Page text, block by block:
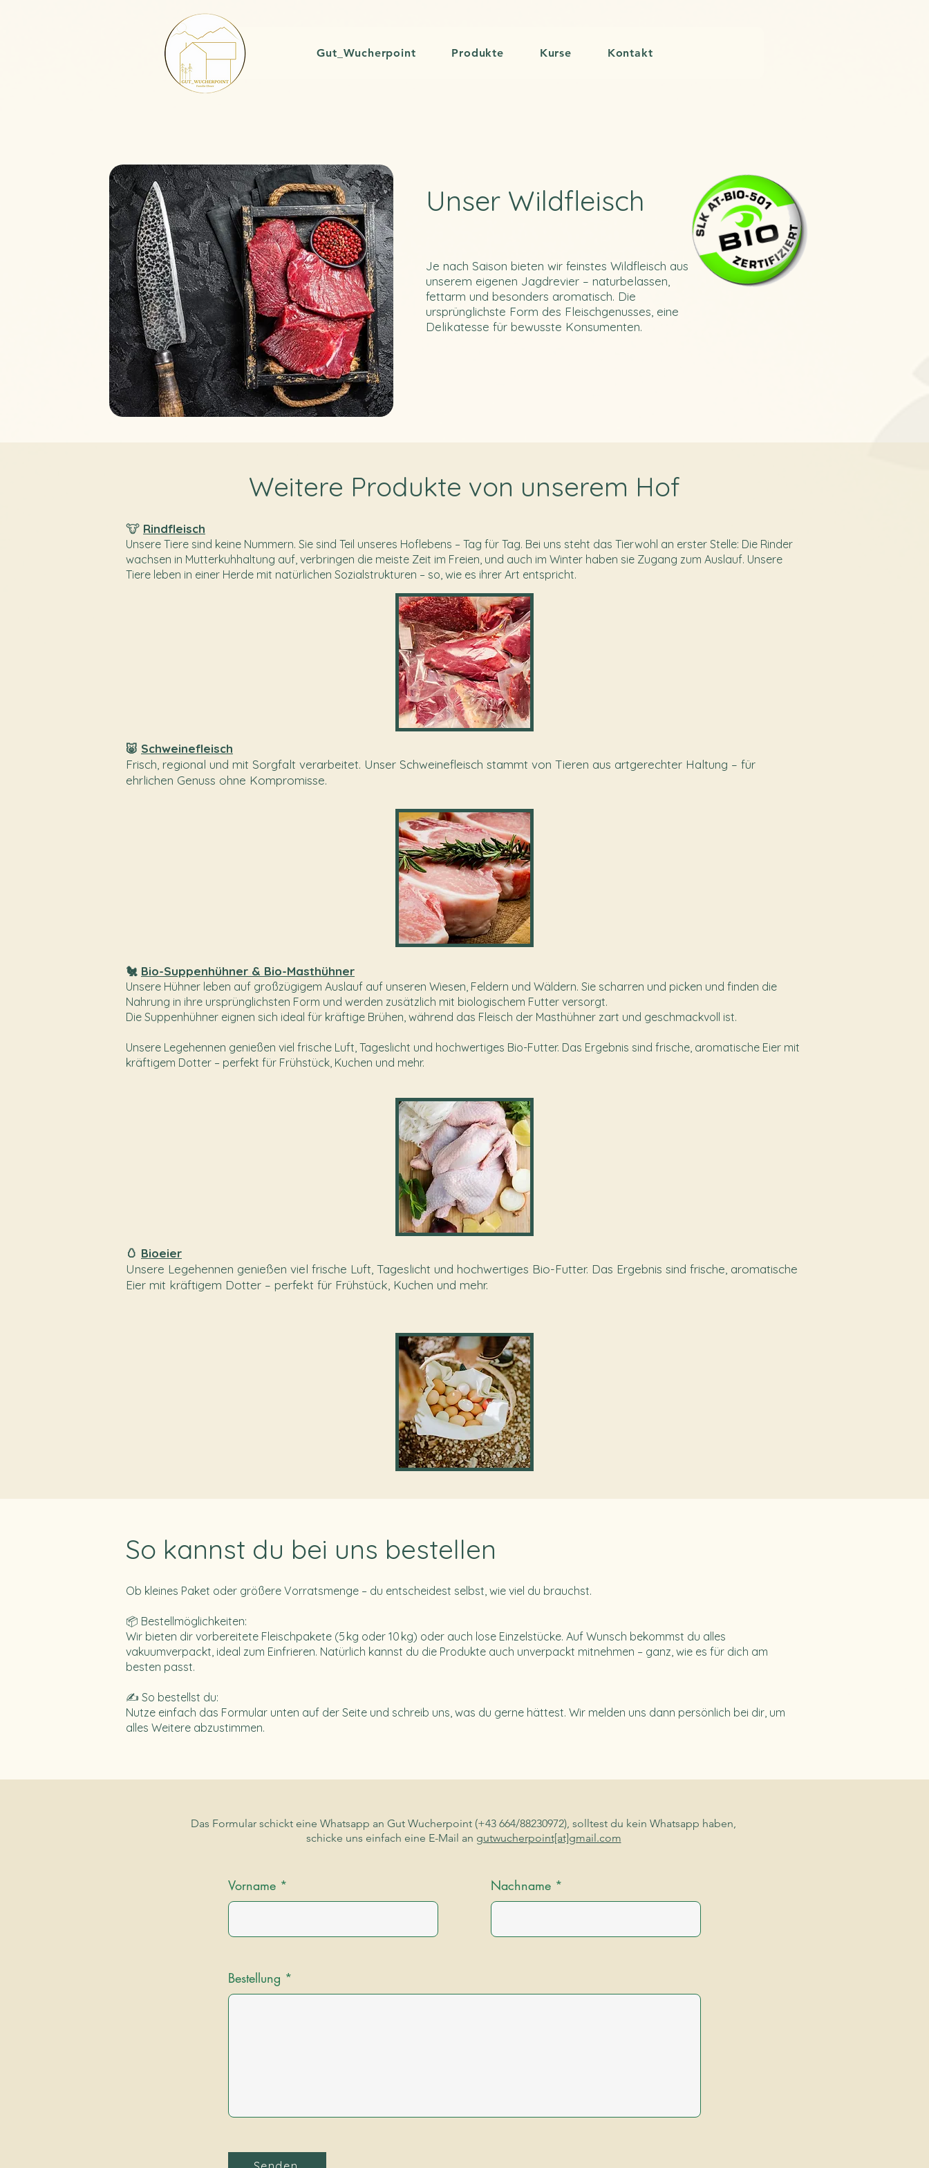
Gut_Wucherpoint Produkte Kurse Kontakt
Unser Wildfleisch
Je nach Saison bieten wir feinstes Wildfleisch aus
unserem eigenen Jagdrevier – naturbelassen,
fettarm und besonders aromatisch. Die
ursprünglichste Form des Fleischgenusses, eine
Delikatesse für bewusste Konsumenten.
Weitere Produkte von unserem Hof
🐮 Rindfleisch
Unsere Tiere sind keine Nummern. Sie sind Teil unseres Hoflebens – Tag für Tag. Bei uns steht das Tierwohl an erster Stelle: Die Rinder
wachsen in Mutterkuhhaltung auf, verbringen die meiste Zeit im Freien, und auch im Winter haben sie Zugang zum Auslauf. Unsere
Tiere leben in einer Herde mit natürlichen Sozialstrukturen – so, wie es ihrer Art entspricht.
🐷 Schweinefleisch
Frisch, regional und mit Sorgfalt verarbeitet. Unser Schweinefleisch stammt von Tieren aus artgerechter Haltung – für
ehrlichen Genuss ohne Kompromisse.
🐔 Bio-Suppenhühner & Bio-Masthühner
Unsere Hühner leben auf großzügigem Auslauf auf unseren Wiesen, Feldern und Wäldern. Sie scharren und picken und finden die
Nahrung in ihre ursprünglichsten Form und werden zusätzlich mit biologischem Futter versorgt.
Die Suppenhühner eignen sich ideal für kräftige Brühen, während das Fleisch der Masthühner zart und geschmackvoll ist.
Unsere Legehennen genießen viel frische Luft, Tageslicht und hochwertiges Bio-Futter. Das Ergebnis sind frische, aromatische Eier mit
kräftigem Dotter – perfekt für Frühstück, Kuchen und mehr.
🥚 Bioeier
Unsere Legehennen genießen viel frische Luft, Tageslicht und hochwertiges Bio-Futter. Das Ergebnis sind frische, aromatische
Eier mit kräftigem Dotter – perfekt für Frühstück, Kuchen und mehr.
So kannst du bei uns bestellen
Ob kleines Paket oder größere Vorratsmenge – du entscheidest selbst, wie viel du brauchst.
📦 Bestellmöglichkeiten:
Wir bieten dir vorbereitete Fleischpakete (5 kg oder 10 kg) oder auch lose Einzelstücke. Auf Wunsch bekommst du alles
vakuumverpackt, ideal zum Einfrieren. Natürlich kannst du die Produkte auch unverpackt mitnehmen – ganz, wie es für dich am
besten passt.
✍️ So bestellst du:
Nutze einfach das Formular unten auf der Seite und schreib uns, was du gerne hättest. Wir melden uns dann persönlich bei dir, um
alles Weitere abzustimmen.
Das Formular schickt eine Whatsapp an Gut Wucherpoint (+43 664/88230972), solltest du kein Whatsapp haben,
schicke uns einfach eine E-Mail an gutwucherpoint[at]gmail.com
Vorname Nachname
Bestellung